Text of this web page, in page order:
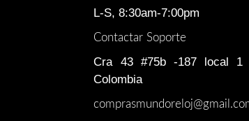
L-S, 8:30am-7:00pm
Contactar Soporte
Cra 43 #75b -187 local 1
Colombia